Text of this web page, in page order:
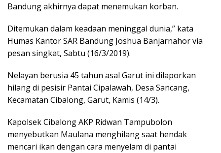
Bandung akhirnya dapat menemukan korban.
Ditemukan dalam keadaan meninggal dunia,” kata
Humas Kantor SAR Bandung Joshua Banjarnahor via
pesan singkat, Sabtu (16/3/2019).
Nelayan berusia 45 tahun asal Garut ini dilaporkan
hilang di pesisir Pantai Cipalawah, Desa Sancang,
Kecamatan Cibalong, Garut, Kamis (14/3).
Kapolsek Cibalong AKP Ridwan Tampubolon
menyebutkan Maulana menghilang saat hendak
mencari ikan dengan cara menyelam di pantai